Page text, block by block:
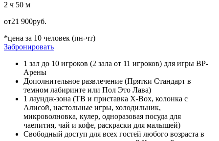
2 ч 50 м
от21 900руб.
*цена за 10 человек (пн-чт)
Забронировать
1 зал до 10 игроков (2 зала от 11 игроков) для игры ВР-
Арены
Дополнительное развлечение (Прятки Стандарт в
темном лабиринте или Пол Это Лава)
1 лаундж-зона (ТВ и приставка X-Box, колонка с
Алисой, настольные игры, холодильник,
микроволновка, кулер, одноразовая посуда для
чаепития, чай и кофе, раскраски для малышей)
Свободный доступ для всех гостей любого возраста в